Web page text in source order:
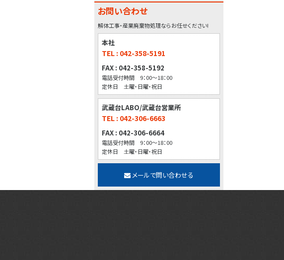
お問い合わせ
解体工事・産業廃棄物処理ならお任せください!
本社
TEL : 042-358-5191
FAX : 042-358-5192
電話受付時間 9：00～18：00
定休日 土曜・日曜・祝日
武蔵台LABO/武蔵台営業所
TEL : 042-306-6663
FAX : 042-306-6664
電話受付時間 9：00～18：00
定休日 土曜・日曜・祝日
メールで問い合わせる